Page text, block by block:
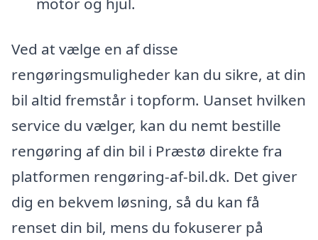
Ved at vælge en af disse
rengøringsmuligheder kan du sikre, at din
bil altid fremstår i topform. Uanset hvilken
service du vælger, kan du nemt bestille
rengøring af din bil i Præstø direkte fra
platformen rengøring-af-bil.dk. Det giver
dig en bekvem løsning, så du kan få
renset din bil, mens du fokuserer på